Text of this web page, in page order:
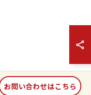
お問い合わせはこちら